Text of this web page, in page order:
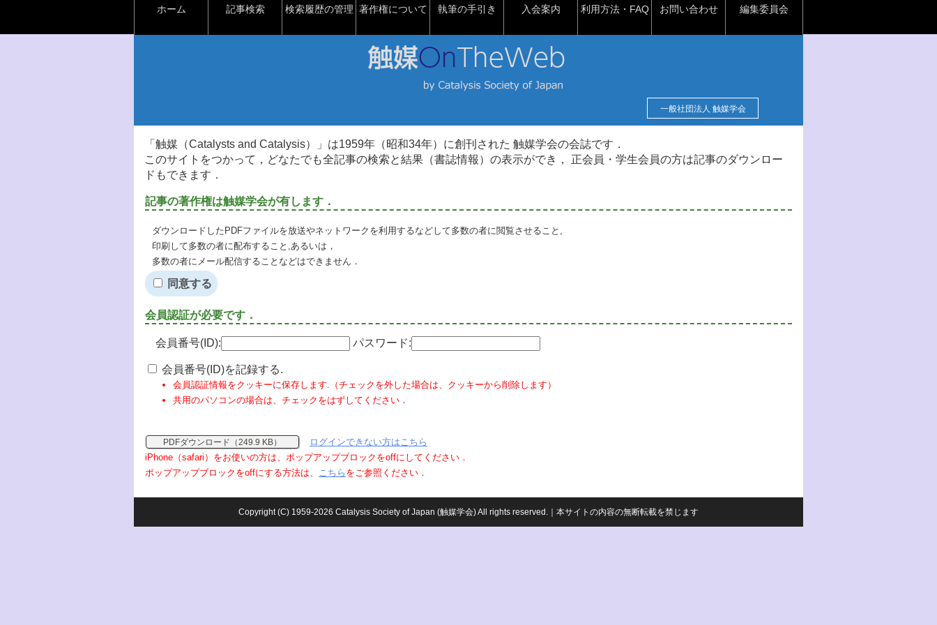
ホーム 記事検索 検索履歴の管理 著作権について 執筆の手引き 入会案内 利用方法・FAQ お問い合わせ 編集委員会
一般社団法人 触媒学会
「触媒（Catalysts and Catalysis）」は1959年（昭和34年）に創刊された 触媒学会の会誌です．
このサイトをつかって，どなたでも全記事の検索と結果（書誌情報）の表示ができ， 正会員・学生会員の方は記事のダウンロー
ドもできます．
記事の著作権は触媒学会が有します．
ダウンロードしたPDFファイルを放送やネットワークを利用するなどして多数の者に閲覧させること,
印刷して多数の者に配布すること,あるいは，
多数の者にメール配信することなどはできません．
同意する
会員認証が必要です．
会員番号(ID): パスワード:
会員番号(ID)を記録する.
会員認証情報をクッキーに保存します.（チェックを外した場合は、クッキーから削除します）
共用のパソコンの場合は、チェックをはずしてください．
PDFダウンロード（249.9 KB）
ログインできない方はこちら
iPhone（safari）をお使いの方は、ポップアップブロックをoffにしてください．
ポップアップブロックをoffにする方法は、 こちら をご参照ください．
Copyright (C) 1959-2026 Catalysis Society of Japan (触媒学会) All rights reserved.｜本サイトの内容の無断転載を禁じます